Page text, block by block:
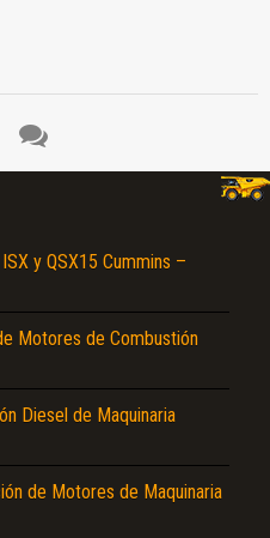
y QSX15 Cummins –
Motores de Combustión
Diesel de Maquinaria
de Motores de Maquinaria
según el contenido.
son erróneos.
el contenido.